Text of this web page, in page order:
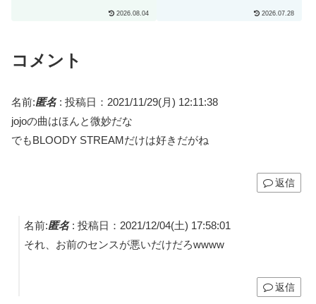
ーンでも見てるのかと思っ
2026.08.04
ルアを見られるなんて･･･
2026.07.28
コメント
名前:匿名: 投稿日：2021/11/29(月) 12:11:38
jojoの曲はほんと微妙だな
でもBLOODY STREAMだけは好きだがね
返信
名前:匿名: 投稿日：2021/12/04(土) 17:58:01
それ、お前のセンスが悪いだけだろwwww
返信